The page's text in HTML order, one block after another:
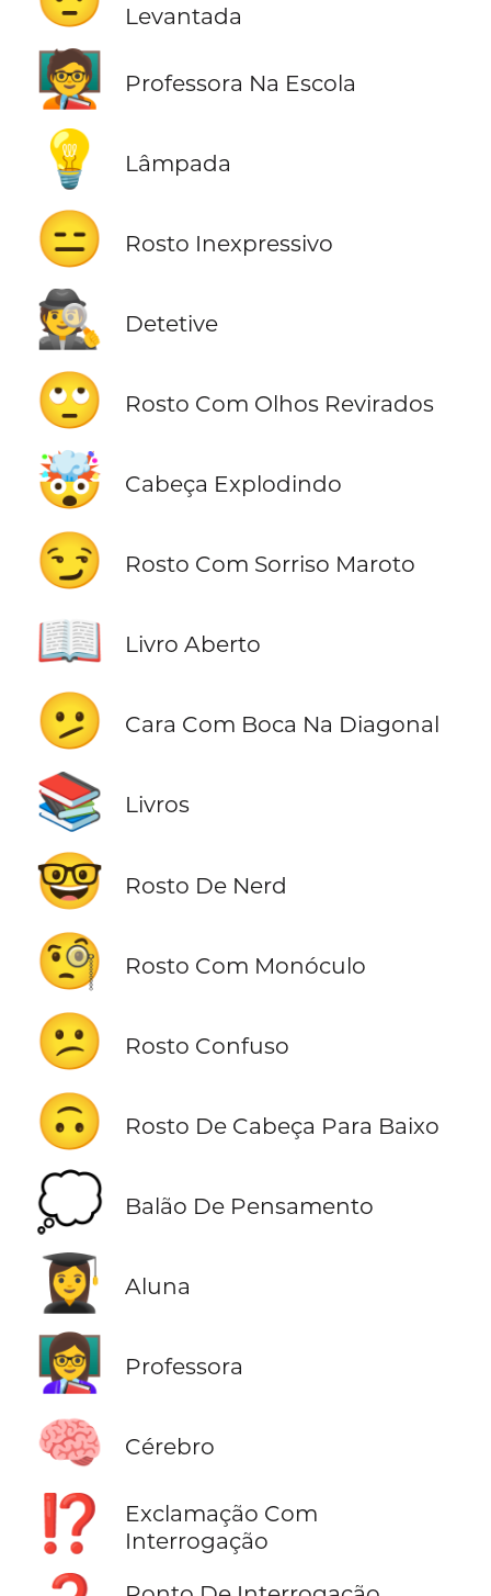
Levantada
🧑‍🏫 Professora Na Escola
💡 Lâmpada
😑 Rosto Inexpressivo
🕵️ Detetive
🙄 Rosto Com Olhos Revirados
🤯 Cabeça Explodindo
😏 Rosto Com Sorriso Maroto
📖 Livro Aberto
🫤 Cara Com Boca Na Diagonal
📚 Livros
🤓 Rosto De Nerd
🧐 Rosto Com Monóculo
😕 Rosto Confuso
🙃 Rosto De Cabeça Para Baixo
💭 Balão De Pensamento
👩‍🎓 Aluna
👩‍🏫 Professora
🧠 Cérebro
⁉️
Exclamação Com
Interrogação